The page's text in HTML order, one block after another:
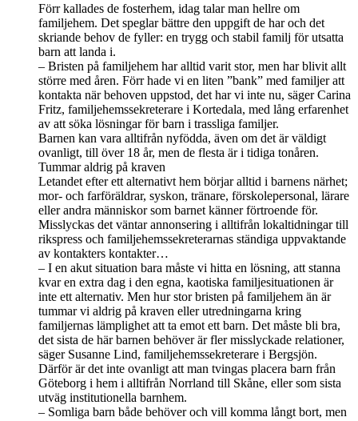
Förr kallades de fosterhem, idag talar man hellre om
familjehem. Det speglar bättre den uppgift de har och det
skriande behov de fyller: en trygg och stabil familj för utsatta
barn att landa i.
– Bristen på familjehem har alltid varit stor, men har blivit allt
större med åren. Förr hade vi en liten ”bank” med familjer att
kontakta när behoven uppstod, det har vi inte nu, säger Carina
Fritz, familjehemssekreterare i Kortedala, med lång erfarenhet
av att söka lösningar för barn i trassliga familjer.
Barnen kan vara alltifrån nyfödda, även om det är väldigt
ovanligt, till över 18 år, men de flesta är i tidiga tonåren.
Tummar aldrig på kraven
Letandet efter ett alternativt hem börjar alltid i barnens närhet;
mor- och farföräldrar, syskon, tränare, förskolepersonal, lärare
eller andra människor som barnet känner förtroende för.
Misslyckas det väntar annonsering i alltifrån lokaltidningar till
rikspress och familjehemssekreterarnas ständiga uppvaktande
av kontakters kontakter…
– I en akut situation bara måste vi hitta en lösning, att stanna
kvar en extra dag i den egna, kaotiska familjesituationen är
inte ett alternativ. Men hur stor bristen på familjehem än är
tummar vi aldrig på kraven eller utredningarna kring
familjernas lämplighet att ta emot ett barn. Det måste bli bra,
det sista de här barnen behöver är fler misslyckade relationer,
säger Susanne Lind, familjehemssekreterare i Bergsjön.
Därför är det inte ovanligt att man tvingas placera barn från
Göteborg i hem i alltifrån Norrland till Skåne, eller som sista
utväg institutionella barnhem.
– Somliga barn både behöver och vill komma långt bort, men